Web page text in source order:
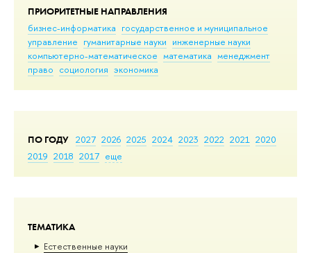
ПРИОРИТЕТНЫЕ НАПРАВЛЕНИЯ
бизнес-информатика государственное и муниципальное
управление гуманитарные науки инженерные науки
компьютерно-математическое математика менеджмент
право социология экономика
ПО ГОДУ 2027 2026 2025 2024 2023 2022 2021 2020
2019 2018 2017 еще
ТЕМАТИКА
Естественные науки